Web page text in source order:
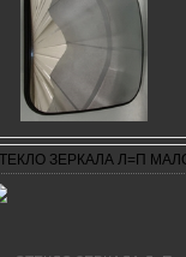
ЗЕРКАЛА Л=П